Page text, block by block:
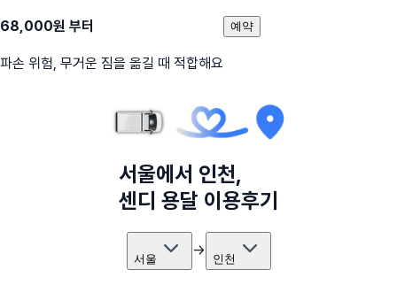
68,000원 부터
파손 위험, 무거운 짐을 옮길 때 적합해요
예약
서울에서 인천,
센디 용달 이용후기
서울 → 인천